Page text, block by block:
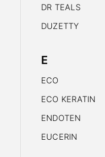
DR TEALS
DUZETTY
E
ECO
ECO KERATIN
ENDOTEN
EUCERIN